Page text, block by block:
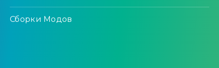
Сборки Модов